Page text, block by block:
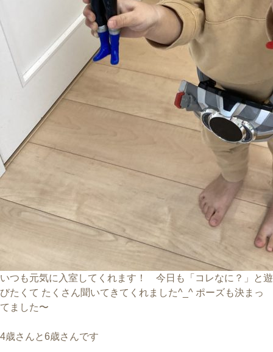
いつも元気に入室してくれます！ 今日も「コレなに？」と遊
びたくて たくさん聞いてきてくれました^_^ ポーズも決まっ
てました〜
4歳さんと6歳さんです